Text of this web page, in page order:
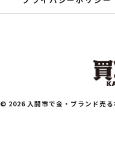
© 2026 入間市で金・ブランド売